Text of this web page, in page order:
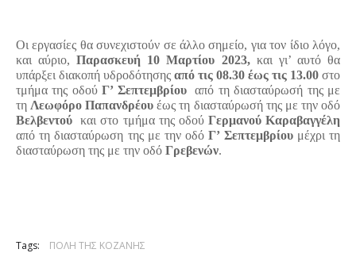
Οι εργασίες θα συνεχιστούν σε άλλο σημείο, για τον ίδιο λόγο,
και αύριο,Παρασκευή 10 Μαρτίου 2023, και γι’ αυτό θα
υπάρξει διακοπή υδροδότησης από τις 08.30 έως τις 13.00 στο
τμήμα της οδούΓ’ Σεπτεμβρίου
από τη διασταύρωσή της με
τη Λεωφόρο Παπανδρέου έως τη διασταύρωσή της με την οδό
Βελβεντού
και στο τμήμα της οδού Γερμανού Καραβαγγέλη
από τη διασταύρωση της με την οδόΓ’ Σεπτεμβρίουμέχρι τη
διασταύρωση της με την οδό Γρεβενών.
Tags: ΠΟΛΗ ΤΗΣ ΚΟΖΑΝΗΣ